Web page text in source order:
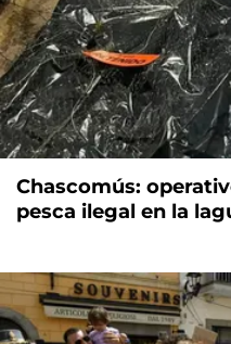
Chascomús:
pesca ilegal en la